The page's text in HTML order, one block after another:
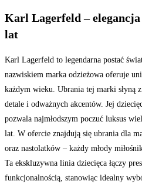
Karl Lagerfeld –
lat
Karl Lagerfeld to legendarna postać
nazwiskiem marka odzieżowa oferuje
każdym wieku. Ubrania tej marki słyną
detale i odważnych akcentów. Jej
pozwala najmłodszym poczuć luksus
lat. W ofercie znajdują się ubrania dla
oraz nastolatków – każdy młody
Ta ekskluzywna linia dziecięca łączy
funkcjonalnością, stanowiąc idealny